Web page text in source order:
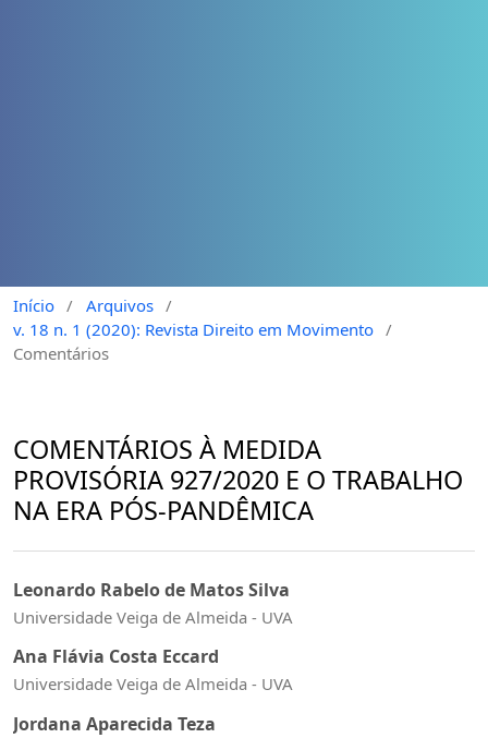
Início / Arquivos /
v. 18 n. 1 (2020): Revista Direito em Movimento /
Comentários
COMENTÁRIOS À MEDIDA
PROVISÓRIA 927/2020 E O TRABALHO
NA ERA PÓS-PANDÊMICA
Leonardo Rabelo de Matos Silva
Universidade Veiga de Almeida - UVA
Ana Flávia Costa Eccard
Universidade Veiga de Almeida - UVA
Jordana Aparecida Teza